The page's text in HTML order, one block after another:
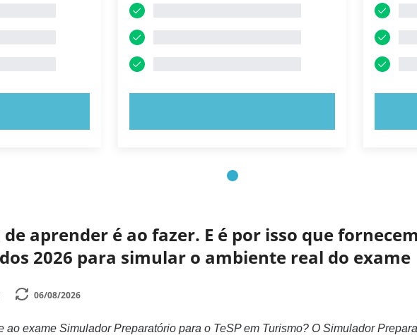
aprender é ao fazer. E é por isso que
2026 para simular o ambiente real do exame
06/08/2026
ao exame Simulador Preparatório para o TeSP em Turismo? O Simulador